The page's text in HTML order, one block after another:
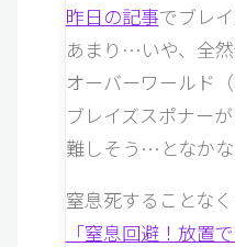
昨日の記事でブレ
あまり…いや、全
オーバーワールド
ブレイズスポナー
難しそう…となかな
窒息死することな
「窒息回避！放置